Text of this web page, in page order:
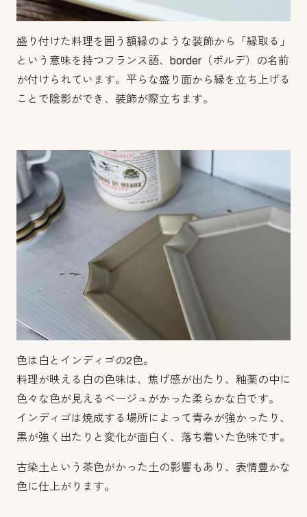
盛り付けた料理を囲う額縁のような装飾から「縁取る」
という意味を持つフランス語、border（ボルデ）の名前
が付けられています。平らな盛り面から縁を立ち上げる
ことで陰影ができ、装飾が際立ちます。
色は白とインディゴの2色。
料理が映える白の色味は、焦げ感が出たり、釉薬の中に
色々な色が見えるベージュがかった柔らかな白です。
インディゴは焼成する場所によって青みが強かったり、
黒が強く出たりと変化が面白く、落ち着いた色味です。
古染土という茶色がかった土の影響もあり、表情豊かな
色に仕上がります。